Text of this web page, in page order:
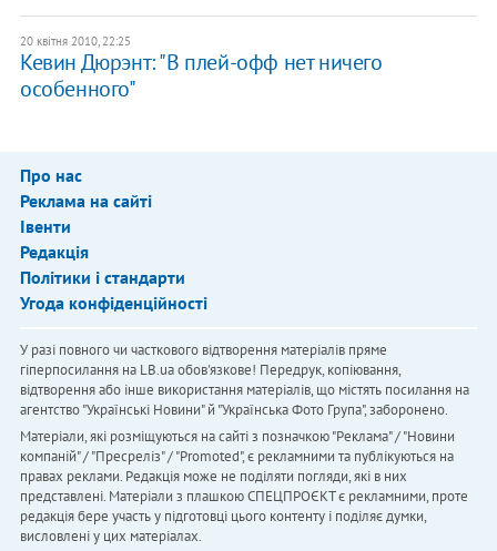
20 квітня 2010, 22:25
Кевин Дюрэнт: "В плей-офф нет ничего
особенного"
Про нас
Реклама на сайті
Івенти
Редакція
Політики і стандарти
Угода конфіденційності
У разі повного чи часткового відтворення матеріалів пряме
гіперпосилання на LB.ua обов'язкове! Передрук, копіювання,
відтворення або інше використання матеріалів, що містять посилання на
агентство "Українськi Новини" й "Українська Фото Група", заборонено.
Матеріали, які розміщуються на сайті з позначкою "Реклама" / "Новини
компаній" / "Пресреліз" / "Promoted", є рекламними та публікуються на
правах реклами. Редакція може не поділяти погляди, які в них
представлені. Матеріали з плашкою СПЕЦПРОЄКТ є рекламними, проте
редакція бере участь у підготовці цього контенту і поділяє думки,
висловлені у цих матеріалах.